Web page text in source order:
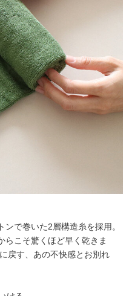
で巻いた2層構造糸を採用。
らこそ驚くほど早く乾きま
戻す、あの不快感とお別れ